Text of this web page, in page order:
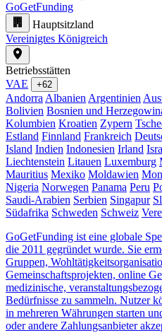
GoGetFunding
Hauptsitzland
Vereinigtes Königreich
Betriebsstätten
VAE
+62
Andorra Albanien Argentinien
Bolivien Bosnien und
Kolumbien Kroatien Zypern
Estland Finnland Frankreich
Island Indien Indonesien Irland
Liechtenstein Litauen Luxemburg
Mauritius Mexiko Moldawien
Nigeria Norwegen Panama Peru
Saudi-Arabien Serbien Singapur
Südafrika Schweden Schweiz
GoGetFunding ist eine globale
die 2011 gegründet wurde. Sie
Gruppen,
Gemeinschaftsprojekten, online
medizinische,
Bedürfnisse zu sammeln. Nutzer
in mehreren Währungen starten
oder andere Zahlungsanbieter